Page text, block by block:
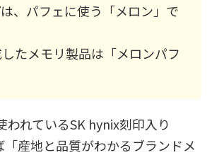
、パフェに使う「メロン」で
たメモリ製品は「メロンパフ
われているSK hynix刻印入り
「産地と品質がわかるブランドメ